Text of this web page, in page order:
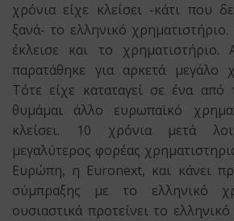
χρόνια είχε κλείσει -κάτι που
ξανά- το ελληνικό
έκλεισε και το χρηματιστήριο.
παρατάθηκε για αρκετά μεγάλο
Τότε είχε καταταγεί σε ένα από
θυμάμαι άλλο ευρωπαϊκό
κλείσει. 10 χρόνια μετά
μεγαλύτερος φορέας
Ευρώπη, η Euronext, και κάνει
σύμπραξης με το ελληνικό
ουσιαστικά προτείνει το